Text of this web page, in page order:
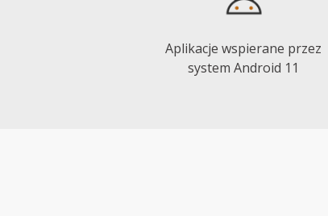
Aplikacje wspierane przez
system Android 11